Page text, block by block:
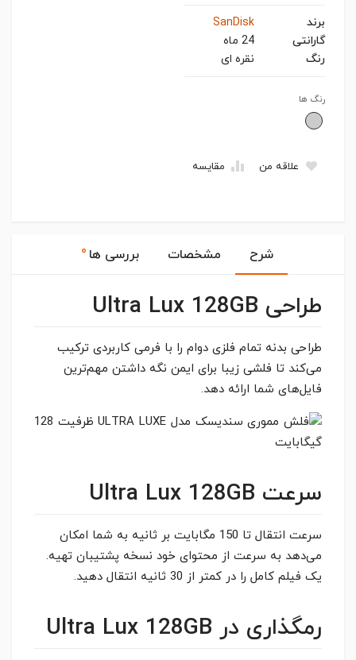
برند
SanDisk
گارانتی
24 ماه
رنگ
نقره ای
رنگ ها
علاقه من مقایسه
شرح مشخصات بررسی ها ۰
طراحی Ultra Lux 128GB
طراحی بدنه تمام فلزی دوام را با فرمی کاربردی ترکیب
می‌کند تا فلشی زیبا برای ایمن نگه داشتن مهم‌ترین
فایل‌های شما ارائه دهد.
سرعت Ultra Lux 128GB
سرعت انتقال تا 150 مگابایت بر ثانیه به شما امکان
می‌دهد به سرعت از محتوای خود نسخه پشتیبان تهیه.
یک فیلم کامل را در کمتر از 30 ثانیه انتقال دهید.
رمگذاری در Ultra Lux 128GB